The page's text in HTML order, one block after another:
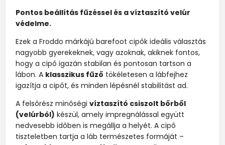
Pontos beállítás fűzéssel és a víztaszító velúr
védelme.
Ezek a Froddo márkájú barefoot cipők ideális választás
nagyobb gyerekeknek, vagy azoknak, akiknek fontos,
hogy a cipő igazán stabilan és pontosan tartson a
lábon. A klasszikus fűző tökéletesen a lábfejhez
igazítja a cipőt, és minden lépésnél stabilitást ad.
A felsőrész minőségi víztaszító csiszolt bőrből
(velúrból) készül, amely impregnálással együtt
nedvesebb időben is megállja a helyét. A cipő
tiszteletben tartja a láb természetes formáját –